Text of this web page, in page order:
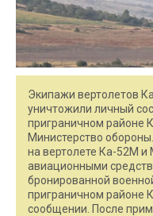
Экипажи вертолетов
уничтожили личный
приграничном районе
Министерство
на вертолете Ка-52М и
авиационными
бронированной
приграничном районе
сообщении. После